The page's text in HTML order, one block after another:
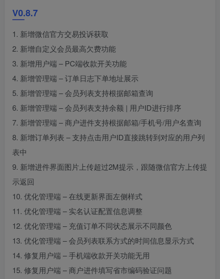
V0.8.7
1. 新增微信官方交易投诉获取
2. 新增自定义会员最高欠费功能
3. 新增用户端 – PC端收款开关功能
4. 新增管理端 – 订单日志下单地址展示
5. 新增管理端 – 会员列表支持根据邮箱查询
6. 新增管理端 – 会员列表支持余额 | 用户ID进行排序
7. 新增管理端 – 商户进件支持根据邮箱/手机号/用户名查询
8. 新增订单列表 – 支持点击用户ID直接跳转到对应的用户列
表中
9. 新增进件界面图片上传超过2M提示，跟随微信官方上传提
示返回
10. 优化管理端 – 在线更新界面左侧样式
11. 优化管理端 – 实名认证配置信息调整
12. 优化管理端 – 充值订单不同状态展示不同颜色
13. 优化管理端 – 会员列表联系方式的时间信息显示方式
14. 修复用户端 – 手机端收款开关功能无用
15. 修复用户端 – 商户进件填写省市编码验证问题